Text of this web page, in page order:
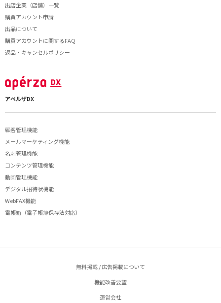
出店企業（店舗）一覧
購買アカウント申請
出品について
購買アカウントに関するFAQ
返品・キャンセルポリシー
アペルザDX
顧客管理機能
メールマーケティング機能
名刺管理機能
コンテンツ管理機能
動画管理機能
デジタル招待状機能
WebFAX機能
電帳箱（電子帳簿保存法対応）
無料掲載 / 広告掲載について
機能改善要望
運営会社